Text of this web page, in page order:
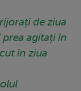
de ziua
prea agitați în
în ziua